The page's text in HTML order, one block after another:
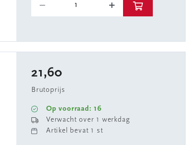
21,60
Brutoprijs
Op voorraad: 16
Verwacht over 1 werkdag
Artikel bevat 1 st